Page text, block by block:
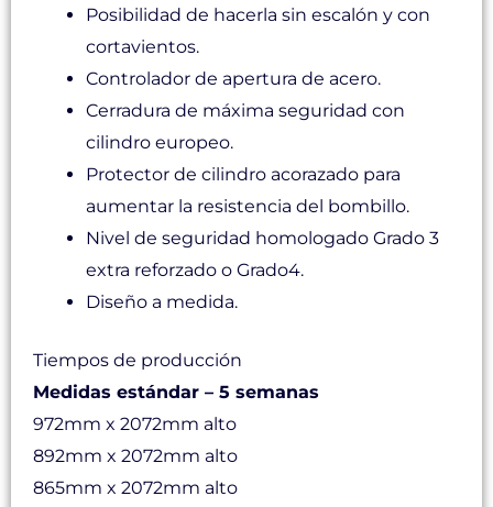
Posibilidad de hacerla sin escalón y con
cortavientos.
Controlador de apertura de acero.
Cerradura de máxima seguridad con
cilindro europeo.
Protector de cilindro acorazado para
aumentar la resistencia del bombillo.
Nivel de seguridad homologado Grado 3
extra reforzado o Grado4.
Diseño a medida.
Tiempos de producción
Medidas estándar – 5 semanas
972mm x 2072mm alto
892mm x 2072mm alto
865mm x 2072mm alto